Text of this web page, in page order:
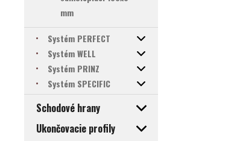
mm
Systém PERFECT
Systém WELL
Systém PRINZ
Systém SPECIFIC
Schodové hrany
Ukončovacie profily